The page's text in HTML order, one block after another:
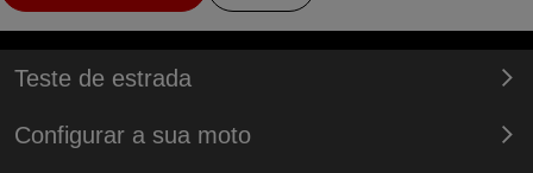
Teste de estrada
Configurar a sua moto